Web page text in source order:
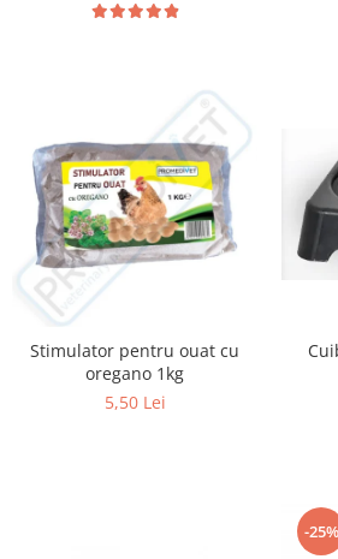
Stimulator pentru ouat cu
oregano 1kg
5,50 Lei
-25%